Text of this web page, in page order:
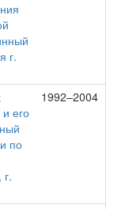
г.
его
по
1992–2004